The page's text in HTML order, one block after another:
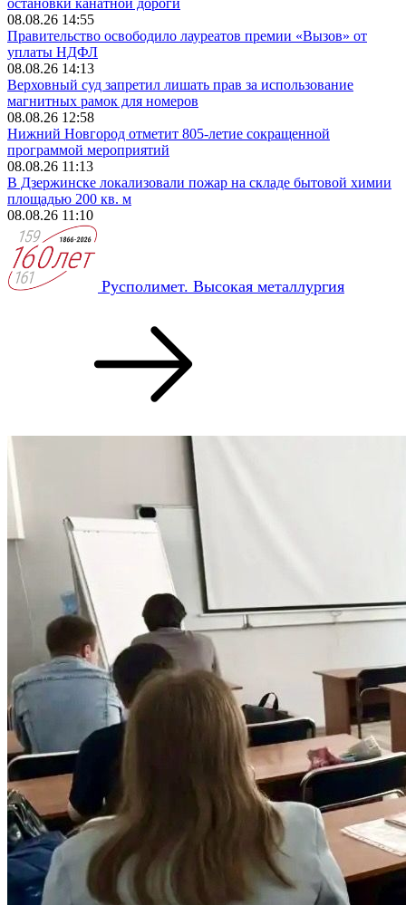
08.08.26 14:55
Правительство освободило лауреатов премии «Вызов» от
уплаты НДФЛ
08.08.26 14:13
Верховный суд запретил лишать прав за использование
магнитных рамок для номеров
08.08.26 12:58
Нижний Новгород отметит 805-летие сокращенной
программой мероприятий
08.08.26 11:13
В Дзержинске локализовали пожар на складе бытовой химии
площадью 200 кв. м
08.08.26 11:10
Русполимет. Высокая металлургия